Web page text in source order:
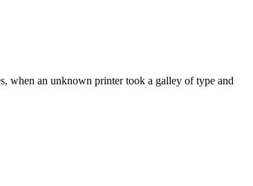
when an unknown printer took a galley of type and